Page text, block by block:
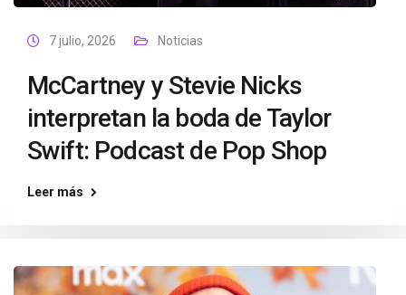
7 julio, 2026 Noticias
McCartney y Stevie Nicks
interpretan la boda de Taylor
Swift: Podcast de Pop Shop
Leer más